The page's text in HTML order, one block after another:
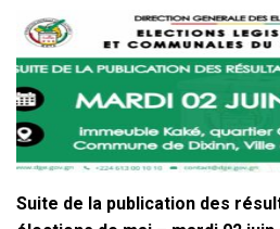
Suite de la publication des